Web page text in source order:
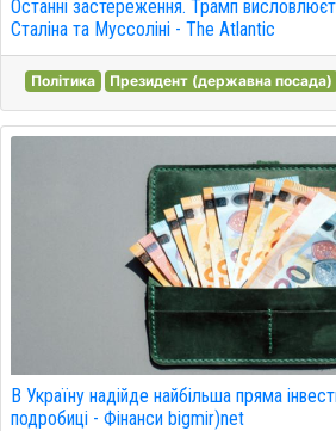
Останні застереження. Трамп
Сталіна та Муссоліні - The Atlantic
Політика Президент (державна посада)
В Україну надійде найбільша пряма
подробиці - Фінанси bigmir)net